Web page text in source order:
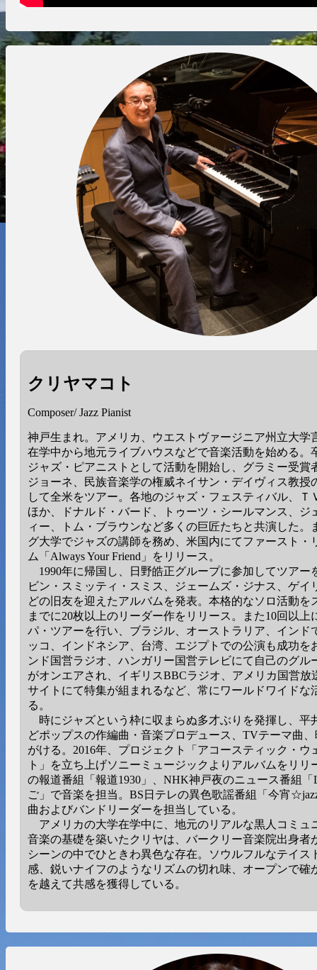
クリヤマコト
Composer/ Jazz Pianist
神戸生まれ。アメリカ、ウエストヴァージニア州立大
在学中から地元ライブハウスなどで音楽活動を始める。
ジャズ・ピアニストとして活動を開始し、グラミー受賞
ジョーネ、民族音楽学の権威ネイサン・デイヴィス教授
して全米をツアー。各地のジャズ・フェスティバル、Ｔ
ほか、ドナルド・バード、トゥーツ・シールマンス、ジ
ィー、トム・ブラウンなど多くの巨匠たちと共演した。
グ大学でジャズの講師を務め、米国内にてファースト・
ム「Always Your Friend」をリリース。
1990年に帰国し、日野皓正グループに参加してツアー
ビン・スミッティ・スミス、ジェームズ・ジナス、ゲイ
どの旧友を迎えたアルバムを発表。本格的なソロ活動を
までに20枚以上のリーダー作をリリース。また10回以上
パ・ツアーを行い、ブラジル、オーストラリア、インド
ッコ、インドネシア、台湾、エジプトでの公演も成功を
ンド国営ラジオ、ハンガリー国営テレビにて自己のグル
がオンエアされ、イギリスBBCラジオ、アメリカ国営放
サイトにて特集が組まれるなど、常にワールドワイドな
る。
時にジャズという枠に収まらぬ多才ぶりを発揮し、平
どポップスの作編曲・音楽プロデュース、TVテーマ曲
がける。2016年、プロジェクト「アコースティック・ウ
ト」を立ち上げソニーミュージックよりアルバムをリリ
の報道番組「報道1930」、NHK神戸夜のニュース番組「
ご」で音楽を担当。BS日テレの異色歌謡番組「今宵
曲およびバンドリーダーを担当している。
アメリカの大学在学中に、地元のリアルな黒人コミュ
音楽の基礎を築いたクリヤは、バークリー音楽院出身者
シーンの中でひときわ異色な存在。ソウルフルなテイス
感、鋭いナイフのようなリズムの切れ味、オープンで確
を越えて共感を獲得している。